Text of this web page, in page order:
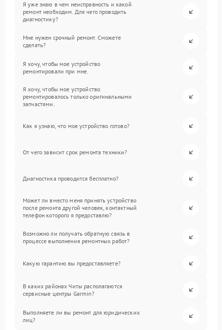
Я уже знаю в чем неисправность и какой
ремонт необходим. Для чего проводить
диагностику?
Мне нужен срочный ремонт. Сможете
сделать?
Я хочу, чтобы мое устройство
ремонтировали при мне.
Я хочу, чтобы мое устройство
ремонтировалось только оригинальными
запчастями.
Как я узнаю, что мое устройство готово?
От чего зависит срок ремонта техники?
Диагностика проводится бесплатно?
Может ли вместо меня принять устройство
после ремонта другой человек, контактный
телефон которого я предоставлю?
Возможно ли получать обратную связь в
процессе выполнения ремонтных работ?
Какую гарантию вы предоставляете?
В каких районах Читы располагаются
сервисные центры Garmin?
Выполняете ли вы ремонт для юридических
лиц?